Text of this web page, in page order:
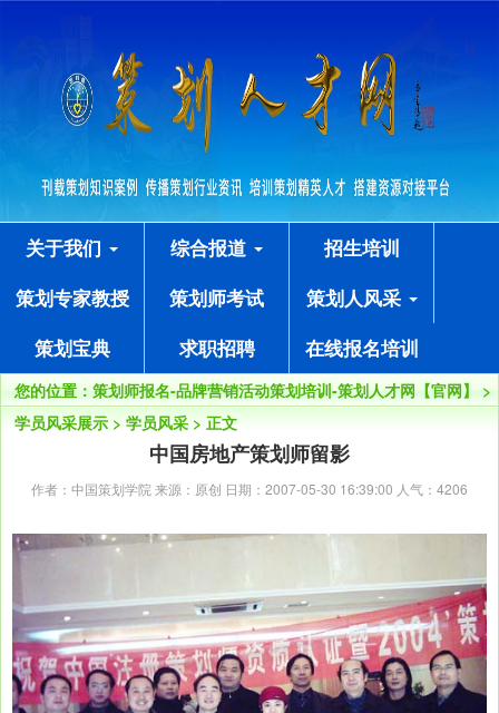
关于我们 综合报道
招生培训
策划专家教授
策划师考试
策划人风采
策划宝典
求职招聘 在线报名培训
您的位置： 策划师报名-品牌营销活动策划培训-策划人才网【官网】
>
学员风采展示 > 学员风采 > 正文
中国房地产策划师留影
作者：中国策划学院 来源：原创 日期：2007-05-30 16:39:00 人气： 4206